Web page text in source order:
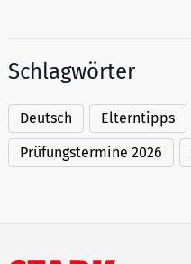
Schlagwörter
Deutsch Elterntipps
Prüfungstermine 2026